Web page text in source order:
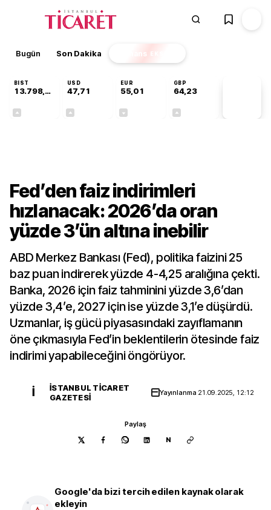
Bugün Son Dakika Finans EKSTRA
BIST
13.798,82
USD
47,71
EUR
55,01
GBP
64,23
Fed’den faiz indirimleri
hızlanacak: 2026’da oran
yüzde 3’ün altına inebilir
ABD Merkez Bankası (Fed), politika faizini 25
baz puan indirerek yüzde 4-4,25 aralığına çekti.
Banka, 2026 için faiz tahminini yüzde 3,6’dan
yüzde 3,4’e, 2027 için ise yüzde 3,1’e düşürdü.
Uzmanlar, iş gücü piyasasındaki zayıflamanın
öne çıkmasıyla Fed’in beklentilerin ötesinde faiz
indirimi yapabileceğini öngörüyor.
İ
İSTANBUL TICARET
GAZETESI
Yayınlanma 21.09.2025, 12:12
Paylaş
N
Google'da bizi tercih edilen kaynak olarak
ekleyin